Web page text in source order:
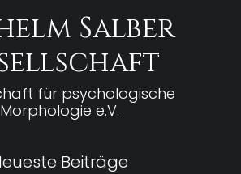
Salber
für psychologische
Morphologie e.V.
Beiträge